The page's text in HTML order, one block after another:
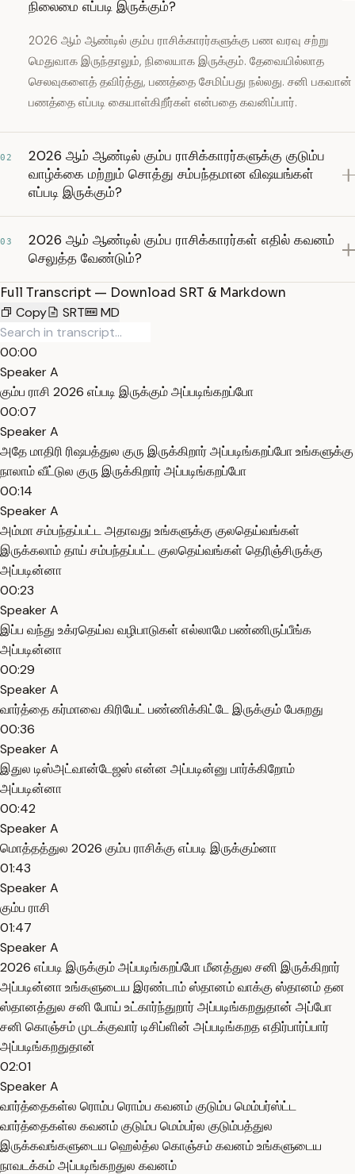
நிலைமை எப்படி இருக்கும்?
2026 ஆம் ஆண்டில் கும்ப ராசிக்காரர்களுக்கு பண வரவு சற்று
மெதுவாக இருந்தாலும், நிலையாக இருக்கும். தேவையில்லாத
செலவுகளைத் தவிர்த்து, பணத்தை சேமிப்பது நல்லது. சனி பகவான்
பணத்தை எப்படி கையாள்கிறீர்கள் என்பதை கவனிப்பார்.
02
2026 ஆம் ஆண்டில் கும்ப ராசிக்காரர்களுக்கு குடும்ப
வாழ்க்கை மற்றும் சொத்து சம்பந்தமான விஷயங்கள்
எப்படி இருக்கும்?
03
2026 ஆம் ஆண்டில் கும்ப ராசிக்காரர்கள் எதில் கவனம்
செலுத்த வேண்டும்?
Full Transcript — Download SRT & Markdown
Copy
SRT MD
00:00
Speaker A
கும்ப ராசி 2026 எப்படி இருக்கும் அப்படிங்கறப்போ
00:07
Speaker A
அதே மாதிரி ரிஷபத்துல குரு இருக்கிறார் அப்படிங்கறப்போ உங்களுக்கு
நாலாம் வீட்டுல குரு இருக்கிறார் அப்படிங்கறப்போ
00:14
Speaker A
அம்மா சம்பந்தப்பட்ட அதாவது உங்களுக்கு குலதெய்வங்கள்
இருக்கலாம் தாய் சம்பந்தப்பட்ட குலதெய்வங்கள் தெரிஞ்சிருக்கு
அப்படின்னா
00:23
Speaker A
இப்ப வந்து உக்ரதெய்வ வழிபாடுகள் எல்லாமே பண்ணிருப்பீங்க
அப்படின்னா
00:29
Speaker A
வார்த்தை கர்மாவை கிரியேட் பண்ணிக்கிட்டே இருக்கும் பேசுறது
00:36
Speaker A
இதுல டிஸ்அட்வான்டேஜஸ் என்ன அப்படின்னு பார்க்கிறோம்
அப்படின்னா
00:42
Speaker A
மொத்தத்துல 2026 கும்ப ராசிக்கு எப்படி இருக்கும்னா
01:43
Speaker A
கும்ப ராசி
01:47
Speaker A
2026 எப்படி இருக்கும் அப்படிங்கறப்போ மீனத்துல சனி இருக்கிறார்
அப்படின்னா உங்களுடைய இரண்டாம் ஸ்தானம் வாக்கு ஸ்தானம் தன
ஸ்தானத்துல சனி போய் உட்கார்ந்துறார் அப்படிங்கறதுதான் அப்போ
சனி கொஞ்சம் முடக்குவார் டிசிப்ளின் அப்படிங்கறத எதிர்பார்ப்பார்
அப்படிங்கறதுதான்
02:01
Speaker A
வார்த்தைகள்ல ரொம்ப ரொம்ப கவனம் குடும்ப மெம்பர்ஸ்ட்ட
வார்த்தைகள்ல கவனம் குடும்ப மெம்பர்ல குடும்பத்துல
இருக்கவங்களுடைய ஹெல்த்ல கொஞ்சம் கவனம் உங்களுடைய
நாவடக்கம் அப்படிங்கறதுல கவனம்